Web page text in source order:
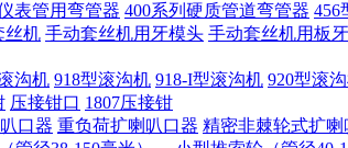
表管用弯管器 400系列硬质管道弯管器 456
丝机 手动套丝机用牙模头 手动套丝机用板牙
沟机 918型滚沟机 918-I型滚沟机 920型滚
压接钳口 1807压接钳
口器 重负荷扩喇叭口器 精密非棘轮式扩喇